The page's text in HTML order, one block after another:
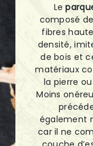
Le
composé
fibres
densité,
de bois et
matériaux
la pierre
Moins
également
car il ne